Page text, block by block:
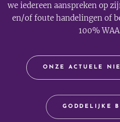
we iedereen aanspreken op
en/of foute handelingen of
100%
ONZE ACTUELE
GODDELIJKE